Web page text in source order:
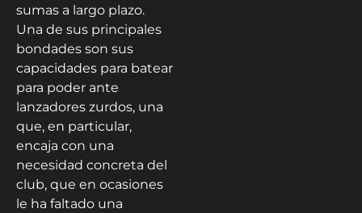
sumas a largo plazo.
Una de sus principales
bondades son sus
capacidades para batear
para poder ante
lanzadores zurdos, una
que, en particular,
encaja con una
necesidad concreta del
club, que en ocasiones
le ha faltado una